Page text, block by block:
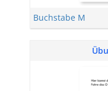
Buchstabe M